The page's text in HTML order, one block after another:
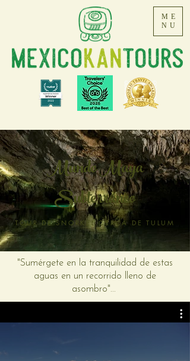
ME
NU
Mundo Maya
Subterráneo
TOUR DE SNORKEL CERCA DE TULUM
"Sumérgete en la tranquilidad de estas
aguas en un recorrido lleno de
asombro"...